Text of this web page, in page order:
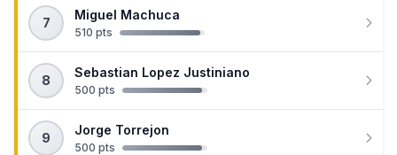
7
Miguel Machuca
510 pts
8
Sebastian Lopez Justiniano
500 pts
9
Jorge Torrejon
500 pts